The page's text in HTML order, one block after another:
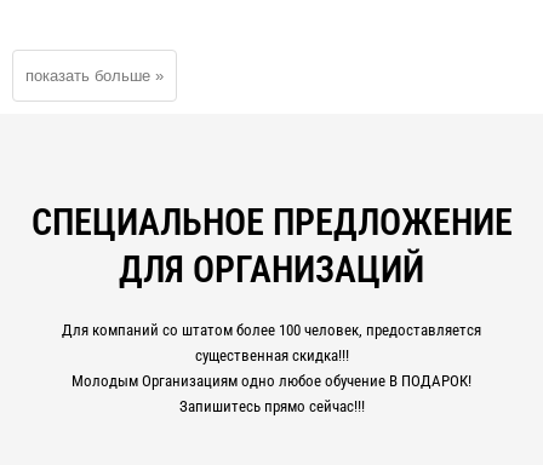
СПЕЦИАЛЬНОЕ ПРЕДЛОЖЕНИЕ
ДЛЯ ОРГАНИЗАЦИЙ
Для компаний со штатом более 100 человек, предоставляется
существенная скидка!!!
Молодым Организациям одно любое обучение В ПОДАРОК!
Запишитесь прямо сейчас!!!